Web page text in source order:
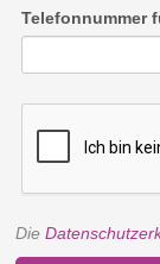
Telefonnummer
Die